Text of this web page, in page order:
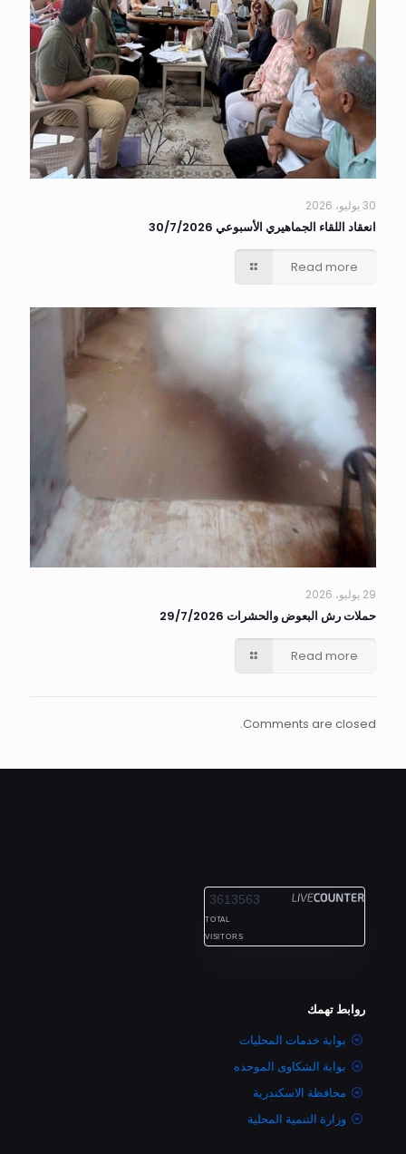
30 يوليو، 2026
انعقاد اللقاء الجماهيري الأسبوعي 30/7/2026
Read more
29 يوليو، 2026
حملات رش البعوض والحشرات 29/7/2026
Read more
Comments are closed.
3613563
TOTAL
VISITORS
روابط تهمك
بوابة خدمات المحليات
بوابة الشكاوى الموحده
محافظة الاسكندرية
وزارة التنمية المحلية